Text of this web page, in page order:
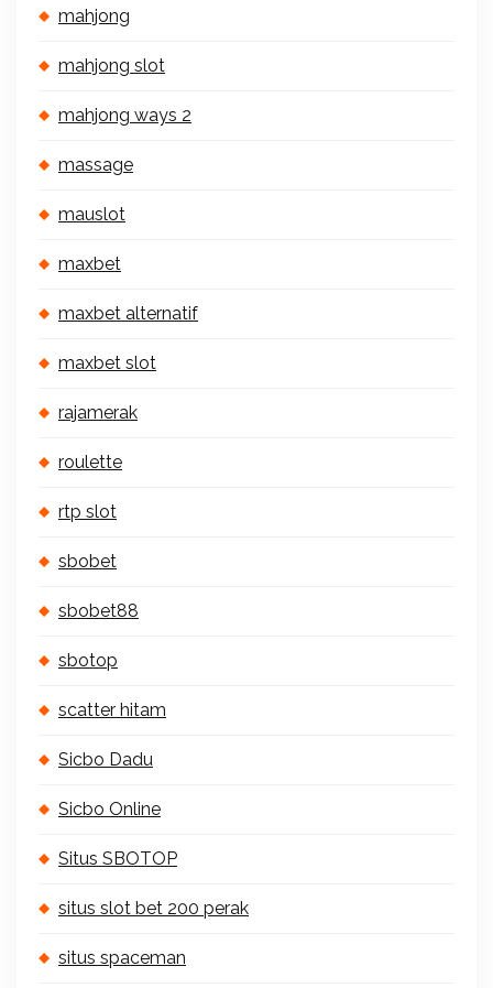
mahjong
mahjong slot
mahjong ways 2
massage
mauslot
maxbet
maxbet alternatif
maxbet slot
rajamerak
roulette
rtp slot
sbobet
sbobet88
sbotop
scatter hitam
Sicbo Dadu
Sicbo Online
Situs SBOTOP
situs slot bet 200 perak
situs spaceman